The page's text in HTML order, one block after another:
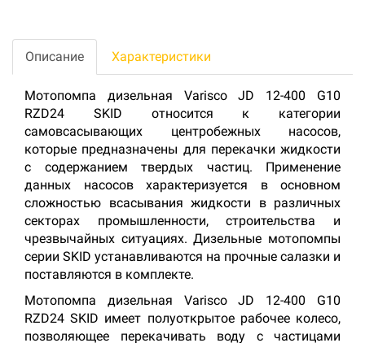
Описание Характеристики
Мотопомпа дизельная Varisco JD 12-400 G10
RZD24 SKID относится к категории
самовсасывающих центробежных насосов,
которые предназначены для перекачки жидкости
с содержанием твердых частиц. Применение
данных насосов характеризуется в основном
сложностью всасывания жидкости в различных
секторах промышленности, строительства и
чрезвычайных ситуациях. Дизельные мотопомпы
серии SKID устанавливаются на прочные салазки и
поставляются в комплекте.
Мотопомпа дизельная Varisco JD 12-400 G10
RZD24 SKID имеет полуоткрытое рабочее колесо,
позволяющее перекачивать воду с частицами